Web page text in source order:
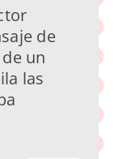
de
un
las